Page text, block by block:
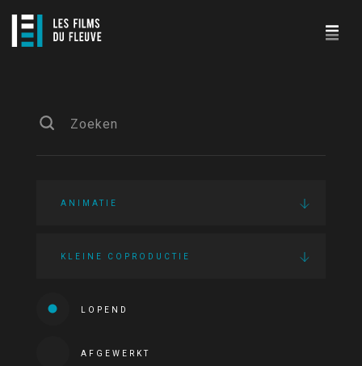
ANIMATIE
KLEINE COPRODUCTIE
LOPEND
AFGEWERKT